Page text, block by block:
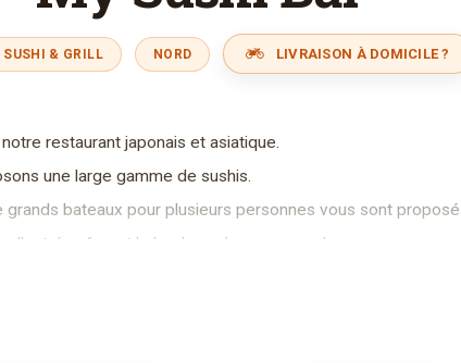
SUSHI & GRILL NORD LIVRAISON À DOMICILE ?
restaurant japonais et asiatique.
une large gamme de sushis.
grands bateaux pour plusieurs personnes vous sont
d'entrées feront le bonheur des gourmands.